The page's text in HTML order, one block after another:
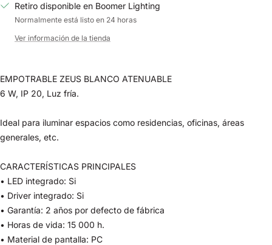
Retiro disponible en Boomer Lighting
Normalmente está listo en 24 horas
Ver información de la tienda
EMPOTRABLE ZEUS BLANCO ATENUABLE
6 W, IP 20, Luz fría.
Ideal para iluminar espacios como residencias, oficinas, áreas
generales, etc.
CARACTERÍSTICAS PRINCIPALES
• LED integrado: Si
• Driver integrado: Si
• Garantía: 2 años por defecto de fábrica
• Horas de vida: 15 000 h.
• Material de pantalla: PC